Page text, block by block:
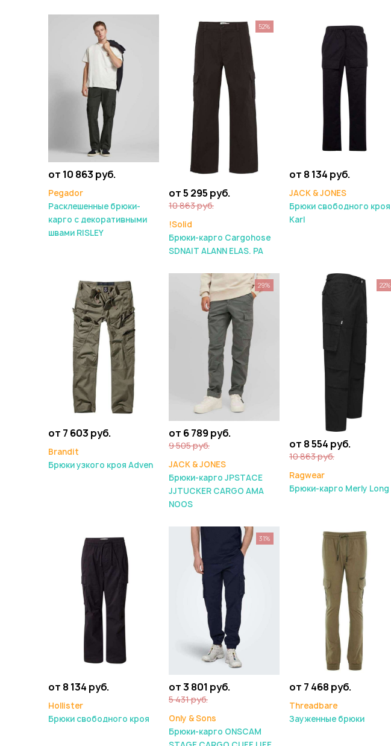
от 10 863 руб.
Pegador
Расклешенные брюки-
карго с декоративными
швами RISLEY
от 5 295 руб.
10 863 руб.
!Solid
Брюки-карго Cargohose
SDNAIT ALANN ELAS. PA
52%
от 8 134 руб.
JACK & JONES
Брюки свободного кроя
Karl
от 7 603 руб.
Brandit
Брюки узкого кроя Adven
от 6 789 руб.
9 505 руб.
JACK & JONES
Брюки-карго JPSTACE
JJTUCKER CARGO AMA
NOOS
29%
от 8 554 руб.
10 863 руб.
Ragwear
Брюки-карго Merly Long
22%
от 8 134 руб.
Hollister
Брюки свободного кроя
от 3 801 руб.
5 431 руб.
Only & Sons
Брюки-карго ONSCAM
31%
от 7 468 руб.
Threadbare
Зауженные брюки